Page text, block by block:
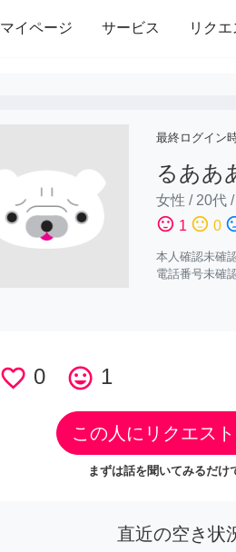
マイページ サービス リクエ
修理・組立 家事 引っ越し
最終ログイン
るああ
女性 / 20代 /
sentiment_satisfied 1 sentiment_neutral 0
本人確認未確
電話番号未確
favorite_border 0 tag_faces 1
この人にリクエス
まずは話を聞いてみるだけ
直近の空き状